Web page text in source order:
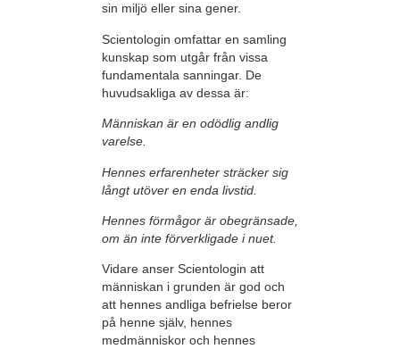
sin miljö eller sina gener.
Scientologin omfattar en samling
kunskap som utgår från vissa
fundamentala sanningar. De
huvudsakliga av dessa är:
Människan är en odödlig andlig
varelse.
Hennes erfarenheter sträcker sig
långt utöver en enda livstid.
Hennes förmågor är obegränsade,
om än inte förverkligade i nuet.
Vidare anser Scientologin att
människan i grunden är god och
att hennes andliga befrielse beror
på henne själv, hennes
medmänniskor och hennes